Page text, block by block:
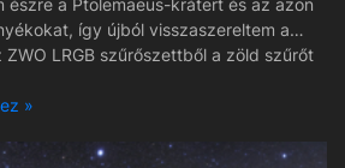
így újból visszaszereltem a
ez a nagyjából már sötétben
Pontosabban hármat. Nagyon
»